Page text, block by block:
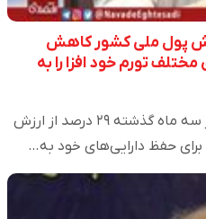
درصد از ارزش پول ملی کشور کاهش
تورم خود افزا را به
احمد توکلی با بیان اینکه فقط در سه ماه گذشته ۲۹ درصد از ارزش
حفظ دارایی‌های خود به…